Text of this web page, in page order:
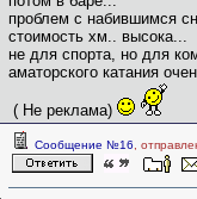
проблем с набившимся
стоимость хм.. высока...
не для спорта, но для
аматорского катания
( Не реклама)
Сообщение №16 ,